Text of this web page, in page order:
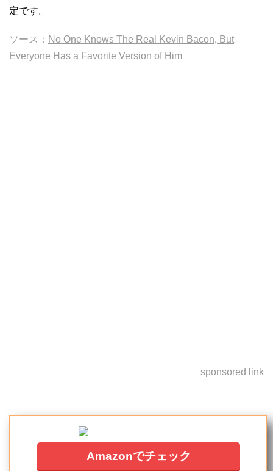
定です。
ソース： No One Knows The Real Kevin Bacon, But
Everyone Has a Favorite Version of Him
sponsored link
Amazonでチェック